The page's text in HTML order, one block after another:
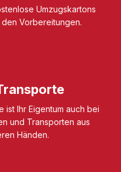
Umzugskartons
Vorbereitungen.
ist Ihr Eigentum auch bei
und Transporten aus
Händen.